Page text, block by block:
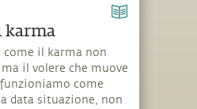
karma
come il karma non
il volere che muove
funzioniamo come
data situazione, non